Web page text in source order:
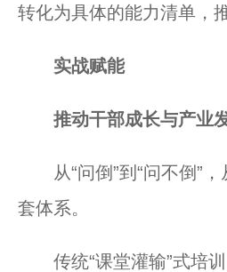
转化为具体的能力清单，
实战赋能
推动干部成长与产业
从“问倒”到“问不倒”，
套体系。
传统“课堂灌输”式培训